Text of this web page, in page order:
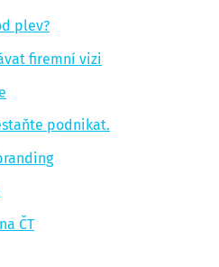
plev?
firemní vizi
podnikat.
ČT